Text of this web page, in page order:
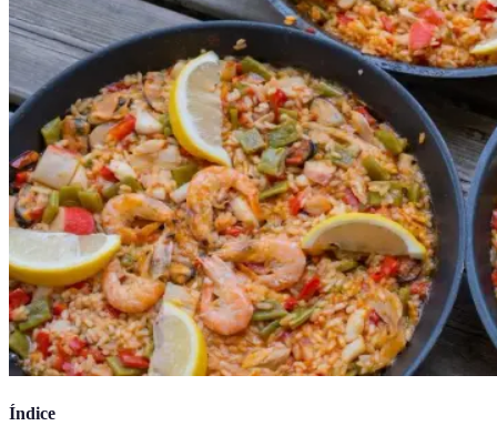
Índice